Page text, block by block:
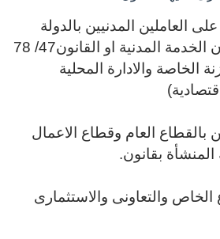
العاملين المدنيين بالدولة
سواء خاضعين لقانون الخدمة المدنية او القانون47/ 78
الخاصة والادارة المحلية
بالقطاع العام وقطاع الاعمال
المنشأة بقانون.
والتعاونى والاستثمارى